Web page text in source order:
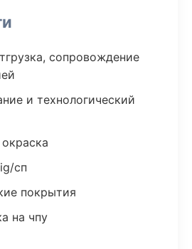
сопровождение
и технологический
сп
покрытия
на чпу